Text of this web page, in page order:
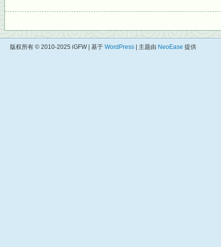
版权所有 © 2010-2025 iGFW | 基于 WordPress | 主题由 NeoEase 提供